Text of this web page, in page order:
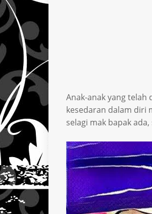
Anak-anak yang telah
kesedaran dalam diri
selagi mak bapak